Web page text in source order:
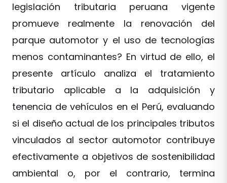
legislación tributaria peruana vigente
promueve realmente la renovación del
parque automotor y el uso de tecnologías
menos contaminantes? En virtud de ello, el
presente artículo analiza el tratamiento
tributario aplicable a la adquisición y
tenencia de vehículos en el Perú, evaluando
si el diseño actual de los principales tributos
vinculados al sector automotor contribuye
efectivamente a objetivos de sostenibilidad
ambiental o, por el contrario, termina